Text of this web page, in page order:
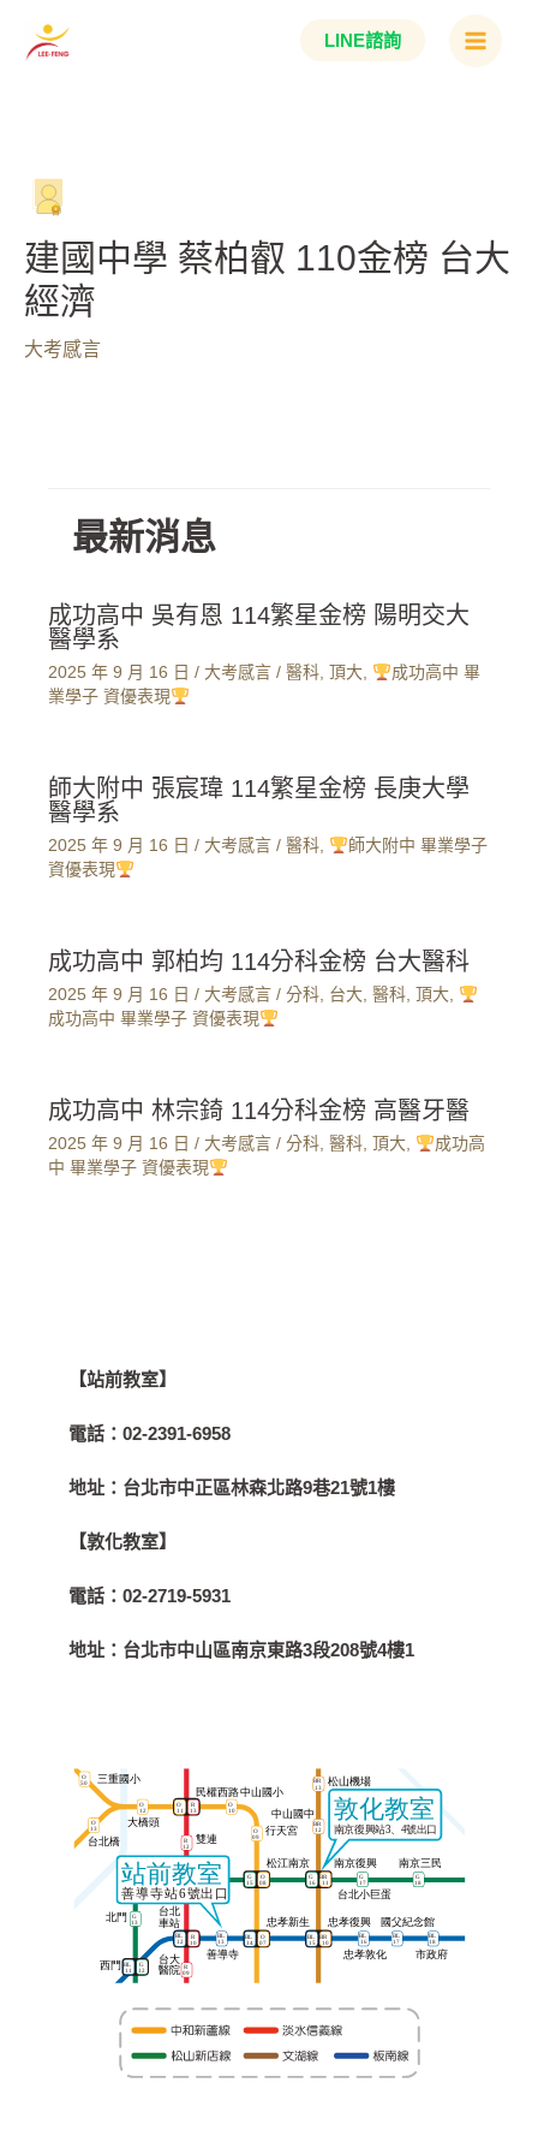
LINE諮詢
Main
建國中學 蔡柏叡 110金榜 台大
經濟
大考感言
最新消息
成功高中 吳有恩 114繁星金榜 陽明交大
醫學系
2025 年 9 月 16 日 / 大考感言 / 醫科, 頂大,
成功高中 畢
業學子 資優表現
師大附中 張宸瑋 114繁星金榜 長庚大學
醫學系
2025 年 9 月 16 日 / 大考感言 / 醫科,
師大附中 畢業學子
資優表現
成功高中 郭柏均 114分科金榜 台大醫科
2025 年 9 月 16 日 / 大考感言 / 分科, 台大, 醫科, 頂大,
成功高中 畢業學子 資優表現
成功高中 林宗錡 114分科金榜 高醫牙醫
2025 年 9 月 16 日 / 大考感言 / 分科, 醫科, 頂大,
成功高
中 畢業學子 資優表現
【站前教室】
電話：02-2391-6958
地址： 台北市中正區林森北路9巷21號1樓
【敦化教室】
電話：02-2719-5931
地址： 台北市中山區南京東路3段208號4樓1